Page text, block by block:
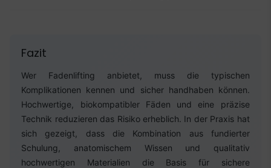
Fazit
Wer Fadenlifting anbietet, muss die typischen
Komplikationen kennen und sicher handhaben können.
Hochwertige, biokompatibler Fäden und eine präzise
Technik reduzieren das Risiko erheblich. In der Praxis hat
sich gezeigt, dass die Kombination aus fundierter
Schulung, anatomischem Wissen und qualitativ
hochwertigen Materialien die Basis für sichere